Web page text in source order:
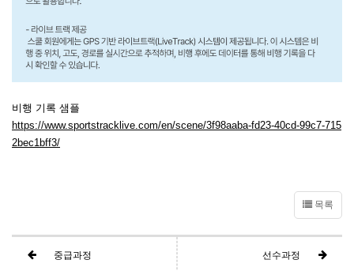
비행 기록 샘플
https://www.sportstracklive.com/en/scene/3f98aaba-fd23-40cd-99c7-715
2bec1bff3/
목록
중급과정 선수과정